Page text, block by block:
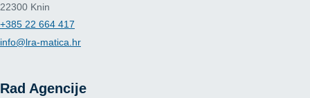
22300 Knin
+385 22 664 417
info@lra-matica.hr
Rad Agencije